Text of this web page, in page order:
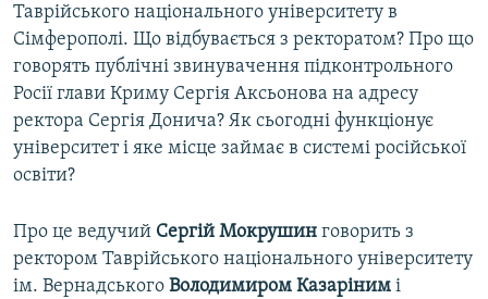
Усі сайти RFE/RL
Таврійського національного університету в
Сімферополі. Що відбувається з ректоратом? Про що
говорять публічні звинувачення підконтрольного
Росії глави Криму Сергія Аксьонова на адресу
ректора Сергія Донича? Як сьогодні функціонує
університет і яке місце займає в системі російської
освіти?
Про це ведучий Сергій Мокрушин говорить з
ректором Таврійського національного університету
ім. Вернадського Володимиром Казаріним і